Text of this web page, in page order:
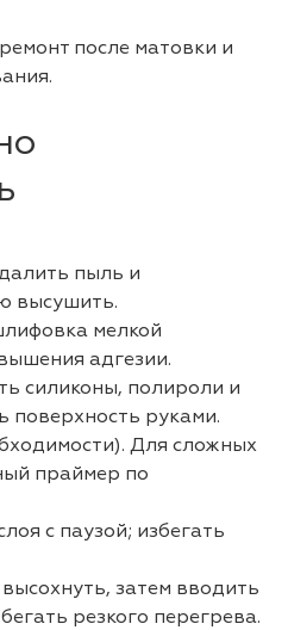
после матовки и
пыль и
высушить.
мелкой
адгезии.
силиконы, полироли и
поверхность руками.
Для сложных
праймер по
с паузой; избегать
затем вводить
резкого перегрева.